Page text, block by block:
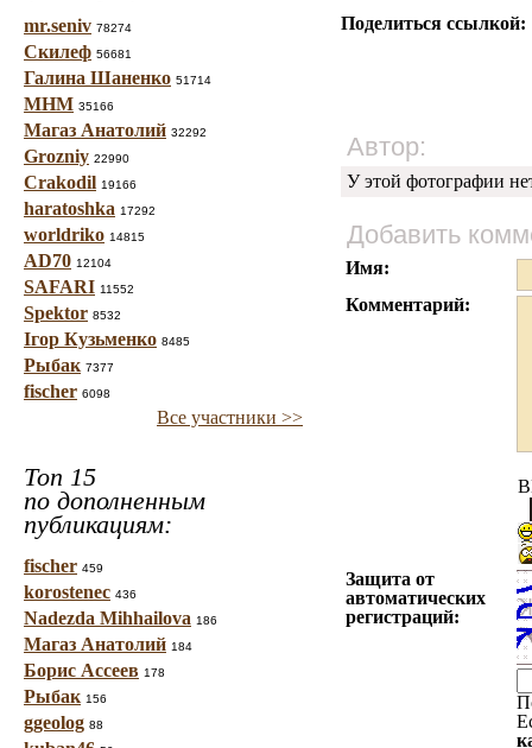
mr.seniv 78274
Скилеф 56681
Галина Шаненко 51714
МНМ 35166
Магаз Анатолий 32292
Grozniy 22990
Crakodil 19166
haratoshka 17292
worldriko 14815
AD70 12104
SAFARI 11552
Spektor 8532
Ігор Кузьменко 8485
Рыбак 7377
fischer 6098
Все участники >>
Топ 15
по дополненным
публикациям:
fischer 459
korostenec 436
Nadezda Mihhailova 186
Магаз Анатолий 184
Борис Ассеев 178
Рыбак 156
ggeolog 88
Поделиться ссылкой:
Автор:
У этой фотографии
Добавить
Имя:
Комментарий:
Защита от
автоматических
регистраций: